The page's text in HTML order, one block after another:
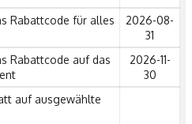
Rabattcode für alles
2026-08-
31
Rabattcode auf das
2026-11-
30
auf ausgewählte